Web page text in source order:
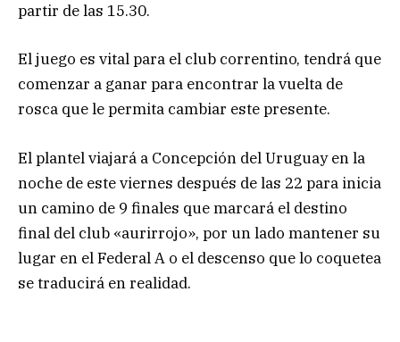
partir de las 15.30.
El juego es vital para el club correntino, tendrá que
comenzar a ganar para encontrar la vuelta de
rosca que le permita cambiar este presente.
El plantel viajará a Concepción del Uruguay en la
noche de este viernes después de las 22 para inicia
un camino de 9 finales que marcará el destino
final del club «aurirrojo», por un lado mantener su
lugar en el Federal A o el descenso que lo coquetea
se traducirá en realidad.